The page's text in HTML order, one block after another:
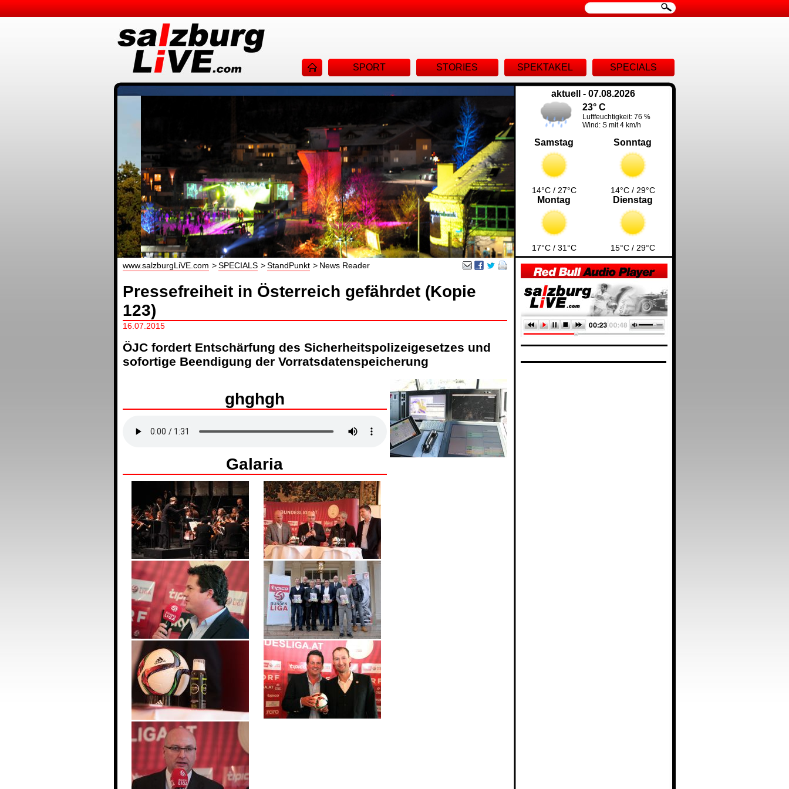
Navigation
überspringen
SPORT STORIES SPEKTAKEL SPECIALS
aktuell - 07.08.2026
23° C
Luftfeuchtigkeit: 76 %
Wind: S mit 4 km/h
Samstag
14°C / 27°C
Sonntag
14°C / 29°C
Montag
17°C / 31°C
Dienstag
15°C / 29°C
www.salzburgLiVE.com
SPECIALS StandPunkt News Reader
Pressefreiheit in Österreich gefährdet (Kopie
123)
16.07.2015
ÖJC fordert Entschärfung des Sicherheitspolizeigesetzes und
sofortige Beendigung der Vorratsdatenspeicherung
ghghgh
Galaria